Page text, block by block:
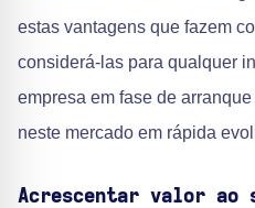
estas vantagens que fazem
considerá-las para qualquer
empresa em fase de
neste mercado em rápida
Acrescentar valor ao